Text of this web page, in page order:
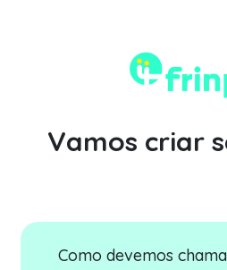
Vamos criar
Como devemos